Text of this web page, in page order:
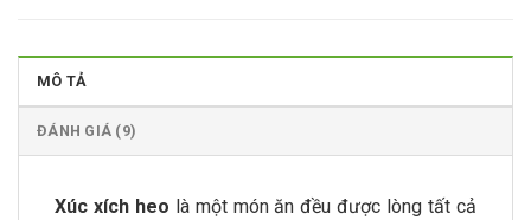
MÔ TẢ
ĐÁNH GIÁ (9)
Xúc xích heo là một món ăn đều được lòng tất cả